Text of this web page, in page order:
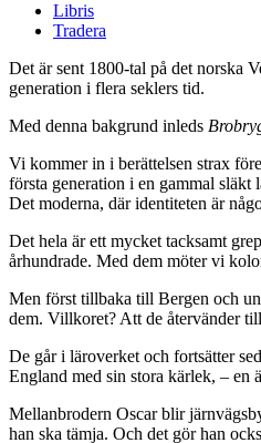
Libris
Tradera
Det är sent 1800-tal på det norska
generation i flera seklers tid.
Med denna bakgrund inleds
Vi kommer in i berättelsen strax
första generation i en gammal
Det moderna, där identiteten är
Det hela är ett mycket tacksamt
århundrade. Med dem möter vi
Men först tillbaka till Bergen och
dem. Villkoret? Att de återvänder
De går i läroverket och fortsätter
England med sin stora kärlek, – en
Mellanbrodern Oscar blir
han ska tämja. Och det gör han